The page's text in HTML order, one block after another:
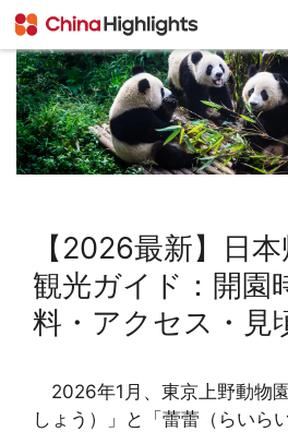
【2026最新】日
観光ガイド：開園
料・アクセス・見
2026年1月、東京上野動物
しょう）」と「蕾蕾（らいら